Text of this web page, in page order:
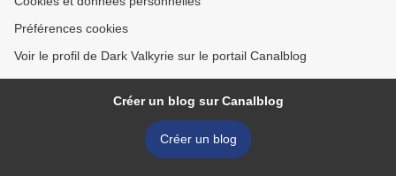
Préférences cookies
Voir le profil de Dark Valkyrie sur le portail Canalblog
Créer un blog sur Canalblog
Créer un blog